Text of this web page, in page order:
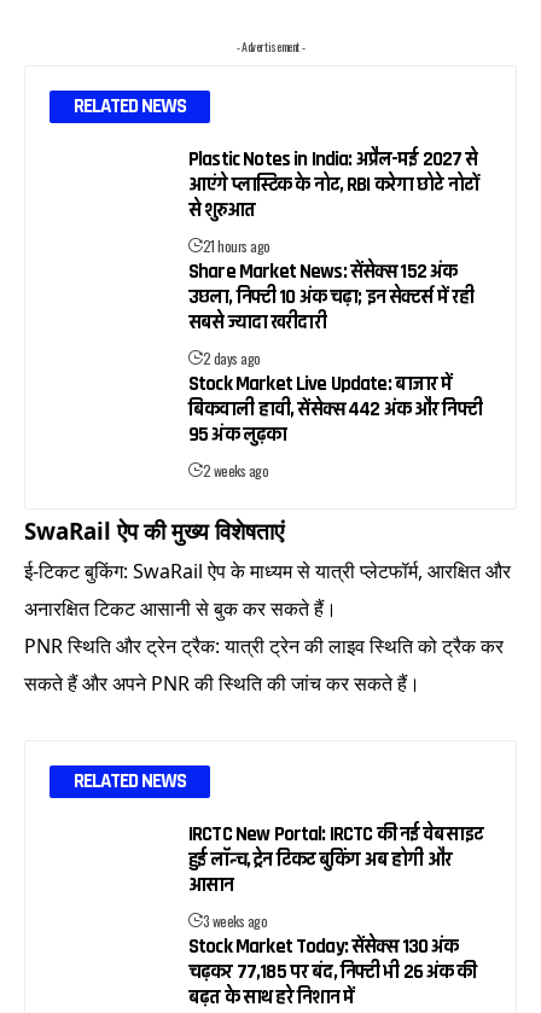
- Advertisement -
RELATED NEWS
Plastic Notes in India: अप्रैल-मई 2027 से
आएंगे प्लास्टिक के नोट, RBI करेगा छोटे नोटों
से शुरुआत
21 hours ago
Share Market News: सेंसेक्स 152 अंक
उछला, निफ्टी 10 अंक चढ़ा; इन सेक्टर्स में रही
सबसे ज्यादा खरीदारी
2 days ago
Stock Market Live Update: बाजार में
बिकवाली हावी, सेंसेक्स 442 अंक और निफ्टी
95 अंक लुढ़का
2 weeks ago
SwaRail ऐप की मुख्य विशेषताएं
ई-टिकट बुकिंग: SwaRail ऐप के माध्यम से यात्री प्लेटफॉर्म, आरक्षित और
अनारक्षित टिकट आसानी से बुक कर सकते हैं।
PNR स्थिति और ट्रेन ट्रैक: यात्री ट्रेन की लाइव स्थिति को ट्रैक कर
सकते हैं और अपने PNR की स्थिति की जांच कर सकते हैं।
RELATED NEWS
IRCTC New Portal: IRCTC की नई वेबसाइट
हुई लॉन्च, ट्रेन टिकट बुकिंग अब होगी और
आसान
3 weeks ago
Stock Market Today: सेंसेक्स 130 अंक
चढ़कर 77,185 पर बंद, निफ्टी भी 26 अंक की
बढ़त के साथ हरे निशान में